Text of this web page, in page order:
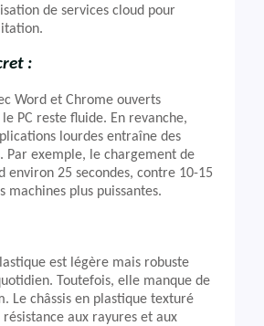
de services cloud pour
:
Word et Chrome ouverts
PC reste fluide. En revanche,
lourdes entraîne des
Par exemple, le chargement de
environ 25 secondes, contre 10-15
machines plus puissantes.
est légère mais robuste
Toutefois, elle manque de
Le châssis en plastique texturé
aux rayures et aux